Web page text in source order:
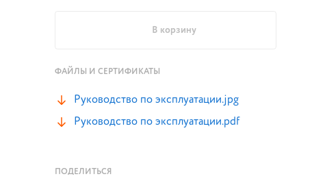
В корзину
ФАЙЛЫ И СЕРТИФИКАТЫ
Руководство по эксплуатации.jpg
Руководство по эксплуатации.pdf
ПОДЕЛИТЬСЯ